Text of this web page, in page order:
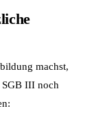
machst,
SGB III noch